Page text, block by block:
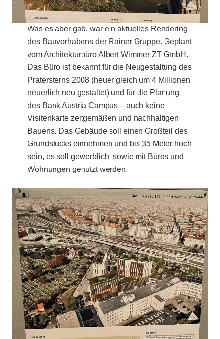
Was es aber gab, war ein aktuelles Rendering
des Bauvorhabens der Rainer Gruppe. Geplant
vom Architekturbüro Albert Wimmer ZT GmbH.
Das Büro ist bekannt für die Neugestaltung des
Pratersterns 2008 (heuer gleich um 4 Millionen
neuerlich neu gestaltet) und für die Planung
des Bank Austria Campus – auch keine
Visitenkarte zeitgemäßen und nachhaltigen
Bauens. Das Gebäude soll einen Großteil des
Grundstücks einnehmen und bis 35 Meter hoch
sein, es soll gewerblich, sowie mit Büros und
Wohnungen genutzt werden.